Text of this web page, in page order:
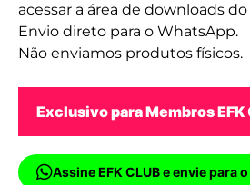
acessar a área de downloads
Envio direto para o WhatsApp.
Não enviamos produtos físicos.
Exclusivo para Membros EFK
Assine EFK CLUB e envie para